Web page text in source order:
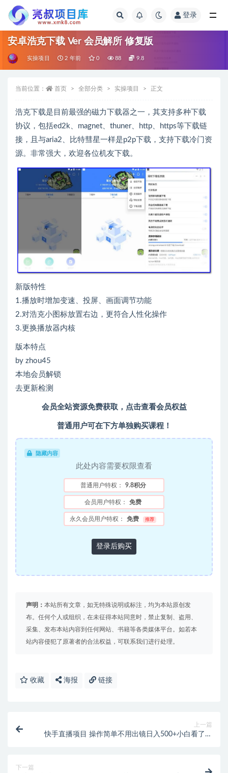
登录
安卓浩克下载 Ver 会员解所 修复版
实操项目 2 年前 0 88 9.8
当前位置： 首页 全部分类 实操项目 正文
浩克下载是目前最强的磁力下载器之一，其支持多种下载
协议，包括ed2k、magnet、thuner、http、https等下载链
接，且与aria2、比特彗星一样是p2p下载，支持下载冷门资
源。非常强大，欢迎各位机友下载。
新版特性
1.播放时增加变速、投屏、画面调节功能
2.对浩克小图标放置右边，更符合人性化操作
3.更换播放器内核
版本特点
by zhou45
本地会员解锁
去更新检测
会员全站资源免费获取，点击查看会员权益
普通用户可在下方单独购买课程！
隐藏内容
此处内容需要权限查看
普通用户特权： 9.8积分
会员用户特权： 免费
永久会员用户特权： 免费 推荐
登录后购买
声明： 本站所有文章，如无特殊说明或标注，均为本站原创发
布。任何个人或组织，在未征得本站同意时，禁止复制、盗用、
采集、发布本站内容到任何网站、书籍等各类媒体平台。如若本
站内容侵犯了原著者的合法权益，可联系我们进行处理。
收藏 海报 链接
上一篇
快手直播项目 操作简单不用出镜日入500+小白看了也
下一篇